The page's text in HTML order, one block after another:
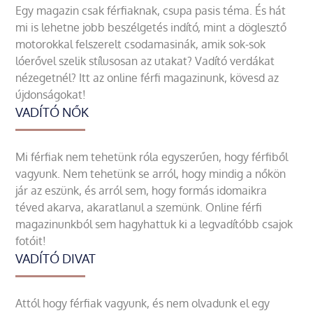
Egy magazin csak férfiaknak, csupa pasis téma. És hát
mi is lehetne jobb beszélgetés indító, mint a döglesztő
motorokkal felszerelt csodamasinák, amik sok-sok
lóerővel szelik stílusosan az utakat? Vadító verdákat
nézegetnél? Itt az online férfi magazinunk, kövesd az
újdonságokat!
VADÍTÓ NŐK
Mi férfiak nem tehetünk róla egyszerűen, hogy férfiből
vagyunk. Nem tehetünk se arról, hogy mindig a nőkön
jár az eszünk, és arról sem, hogy formás idomaikra
téved akarva, akaratlanul a szemünk. Online férfi
magazinunkból sem hagyhattuk ki a legvadítóbb csajok
fotóit!
VADÍTÓ DIVAT
Attól hogy férfiak vagyunk, és nem olvadunk el egy